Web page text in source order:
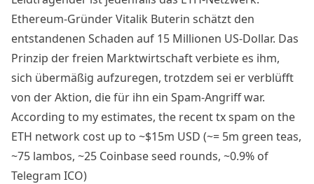
Ethereum-Gründer Vitalik Buterin schätzt den
entstandenen Schaden auf 15 Millionen US-Dollar. Das
Prinzip der freien Marktwirtschaft verbiete es ihm,
sich übermäßig aufzuregen, trotzdem sei er verblüfft
von der Aktion, die für ihn ein Spam-Angriff war.
According to my estimates, the recent tx spam on the
ETH network cost up to ~$15m USD (~= 5m green teas,
~75 lambos, ~25 Coinbase seed rounds, ~0.9% of
Telegram ICO)